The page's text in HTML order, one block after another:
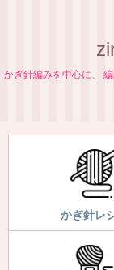
かぎ針編みを中心に、
かぎ針レ